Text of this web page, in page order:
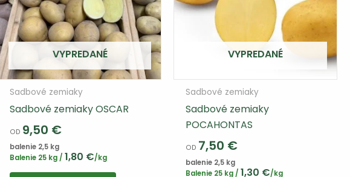
VYPREDANÉ
Sadbové zemiaky
Sadbové zemiaky OSCAR
OD 9,50 €
balenie 2,5 kg
Balenie 25 kg / 1,80 €/kg
VYPREDANÉ
Sadbové zemiaky
Sadbové zemiaky
POCAHONTAS
OD 7,50 €
balenie 2,5 kg
Balenie 25 kg / 1,30 €/kg